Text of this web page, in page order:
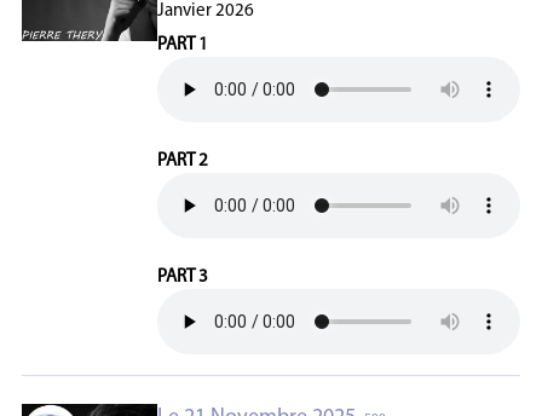
Janvier 2026
PART 1
PART 2
PART 3